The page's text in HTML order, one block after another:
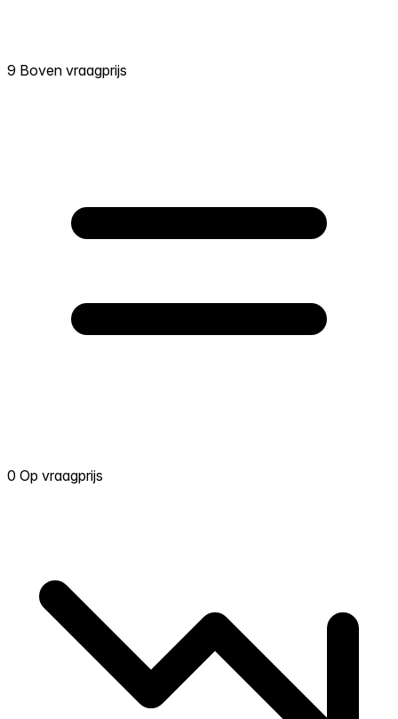
9 Boven vraagprijs
0 Op vraagprijs